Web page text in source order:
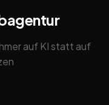
auf KI statt auf